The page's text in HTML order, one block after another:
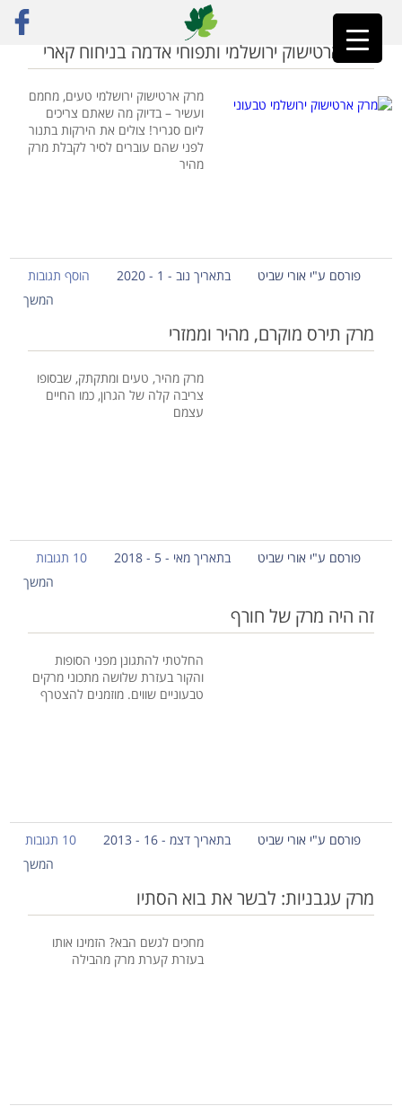
ראשי»מרקים
מרק ארטישוק ירושלמי ותפוחי אדמה בניחוח קארי
מרק ארטישוק ירושלמי טעים, מחמם
ועשיר – בדיוק מה שאתם צריכים
ליום סגריר! צולים את הירקות בתנור
לפני שהם עוברים לסיר לקבלת מרק
מהיר
פורסם ע"י אורי שביט בתאריך נוב - 1 - 2020
הוסף תגובות
המשך
מרק תירס מוקרם, מהיר וממזרי
מרק מהיר, טעים ומתקתק, שבסופו
צריבה קלה של הגרון, כמו החיים
עצמם
פורסם ע"י אורי שביט בתאריך מאי - 5 - 2018
10 תגובות
המשך
זה היה מרק של חורף
החלטתי להתגונן מפני הסופות
והקור בעזרת שלושה מתכוני מרקים
טבעוניים שווים. מוזמנים להצטרף
פורסם ע"י אורי שביט בתאריך דצמ - 16 - 2013
10 תגובות
המשך
מרק עגבניות: לבשר את בוא הסתיו
מחכים לגשם הבא? הזמינו אותו
בעזרת קערת מרק מהבילה